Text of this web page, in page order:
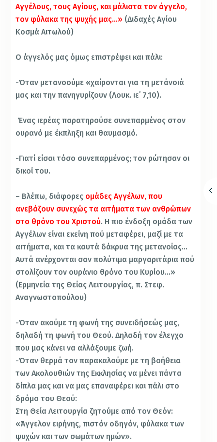
Αγγέλους, τους Αγίους, και μάλιστα τον άγγελο,
τον φύλακα της ψυχής μας…» (Διδαχές Αγίου
Κοσμά Αιτωλού)
Ο άγγελός μας όμως επιστρέφει και πάλι:
-Όταν μετανοούμε «χαίρονται για τη μετάνοιά
μας και την πανηγυρίζουν (Λουκ. ιε΄ 7,10).
Ένας ιερέας παρατηρούσε συνεπαρμένος στον
ουρανό με έκπληξη και θαυμασμό.
-Γιατί είσαι τόσο συνεπαρμένος; τον ρώτησαν οι
δικοί του.
– Βλέπω, διάφορες ομάδες Αγγέλων, που
ανεβάζουν συνεχώς τα αιτήματα των ανθρώπων
στο θρόνο του Χριστού. Η πιο ένδοξη ομάδα των
Αγγέλων είναι εκείνη πού μεταφέρει, μαζί με τα
αιτήματα, και τα καυτά δάκρυα της μετανοίας…
Αυτά ανέρχονται σαν πολύτιμα μαργαριτάρια πού
στολίζουν τον ουράνιο θρόνο του Κυρίου…»
(Ερμηνεία της Θείας Λειτουργίας, π. Στεφ.
Αναγνωστοπούλου)
-Όταν ακούμε τη φωνή της συνειδήσεώς μας,
δηλαδή τη φωνή του Θεού. Δηλαδή τον έλεγχο
που μας κάνει να αλλάξουμε ζωή.
-Όταν θερμά τον παρακαλούμε με τη βοήθεια
των Ακολουθιών της Εκκλησίας να μένει πάντα
δίπλα μας και να μας επαναφέρει και πάλι στο
δρόμο του Θεού:
Στη Θεία Λειτουργία ζητούμε από τον Θεόν:
«Άγγελον ειρήνης, πιστόν οδηγόν, φύλακα των
ψυχών και των σωμάτων ημών».